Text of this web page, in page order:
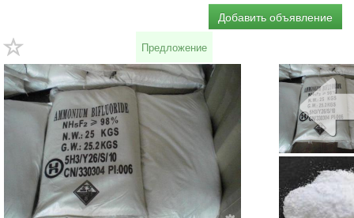
Добавить объявление
Предложение